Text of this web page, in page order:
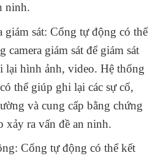
ninh.
giám sát: Cổng tự động có thể
camera giám sát để giám sát
lại hình ảnh, video. Hệ thống
thể giúp ghi lại các sự cố,
và cung cấp bằng chứng
xảy ra vấn đề an ninh.
Cổng tự động có thể kết